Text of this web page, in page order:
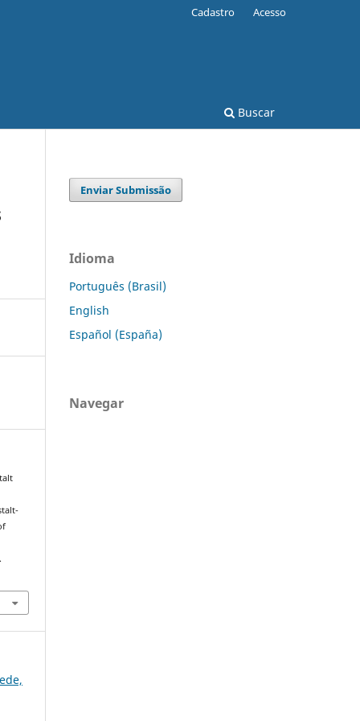
Buscar
Cadastro Acesso
Enviar Submissão
Idioma
Português (Brasil)
English
Español (España)
Navegar